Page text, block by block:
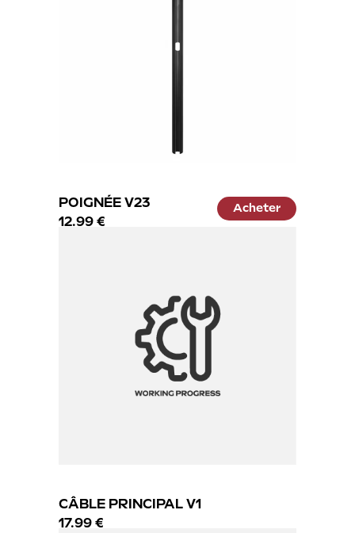
POIGNÉE V23
12.99 €
Acheter
CÂBLE PRINCIPAL V1
17.99 €